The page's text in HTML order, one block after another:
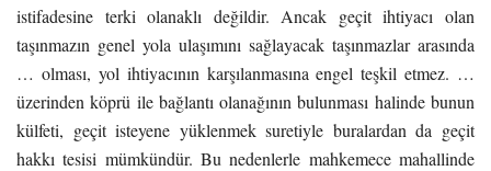
istifadesine terki olanaklı değildir. Ancak geçit ihtiyacı olan
taşınmazın genel yola ulaşımını sağlayacak taşınmazlar arasında
… olması, yol ihtiyacının karşılanmasına engel teşkil etmez. …
üzerinden köprü ile bağlantı olanağının bulunması halinde bunun
külfeti, geçit isteyene yüklenmek suretiyle buralardan da geçit
hakkı tesisi mümkündür. Bu nedenlerle mahkemece mahallinde